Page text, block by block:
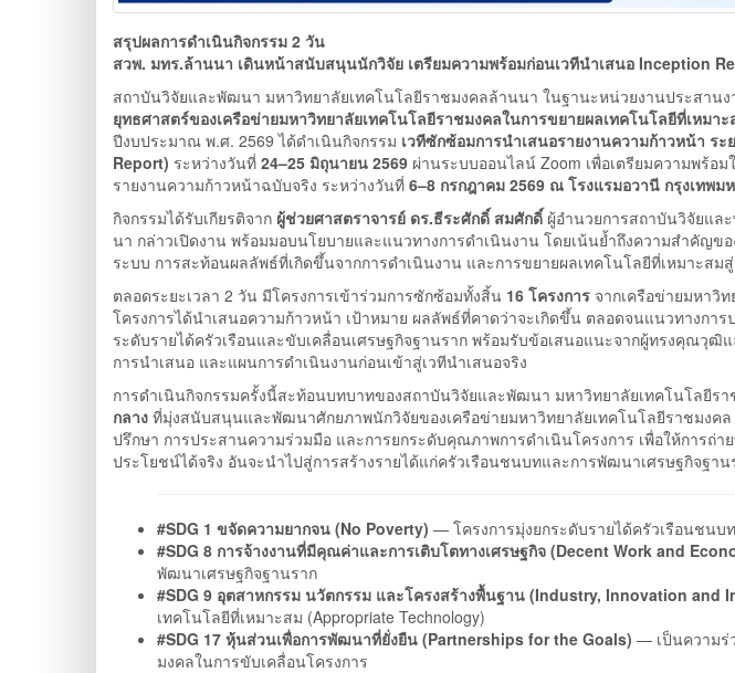
สรุปผลการดำเนินกิจกรรม 2 วัน
สวพ. มทร.ล้านนา เดินหน้าสนับสนุนนักวิจัย เตรียมความพร้อมก่อนเวทีนำเสนอ Inception
สถาบันวิจัยและพัฒนา มหาวิทยาลัยเทคโนโลยีราชมงคลล้านนา ในฐานะหน่วยงานประสานง
ยุทธศาสตร์ของเครือข่ายมหาวิทยาลัยเทคโนโลยีราชมงคลในการขยายผลเทคโนโลยีที่เหมา
ปีงบประมาณ พ.ศ. 2569 ได้ดำเนินกิจกรรม เวทีซักซ้อมการนำเสนอรายงานความก้าวหน้า ร
Report) ระหว่างวันที่ 24–25 มิถุนายน 2569 ผ่านระบบออนไลน์ Zoom เพื่อเตรียมความพร้
รายงานความก้าวหน้าฉบับจริง ระหว่างวันที่ 6–8 กรกฎาคม 2569 ณ โรงแรมอวานี กรุงเทพม
กิจกรรมได้รับเกียรติจาก ผู้ช่วยศาสตราจารย์ ดร.ธีระศักดิ์ สมศักดิ์ผู้อำนวยการสถาบันวิจัยแล
นา กล่าวเปิดงาน พร้อมมอบนโยบายและแนวทางการดำเนินงาน โดยเน้นย้ำถึงความสำคัญข
ระบบ การสะท้อนผลลัพธ์ที่เกิดขึ้นจากการดำเนินงาน และการขยายผลเทคโนโลยีที่เหมาะส
ตลอดระยะเวลา 2 วัน มีโครงการเข้าร่วมการซักซ้อมทั้งสิ้น 16 โครงการ จากเครือข่ายมหาวิ
โครงการได้นำเสนอความก้าวหน้า เป้าหมาย ผลลัพธ์ที่คาดว่าจะเกิดขึ้น ตลอดจนแนวทางการ
ระดับรายได้ครัวเรือนและขับเคลื่อนเศรษฐกิจฐานราก พร้อมรับข้อเสนอแนะจากผู้ทรงคุณวุฒิ
การนำเสนอ และแผนการดำเนินงานก่อนเข้าสู่เวทีนำเสนอจริง
การดำเนินกิจกรรมครั้งนี้สะท้อนบทบาทของสถาบันวิจัยและพัฒนา มหาวิทยาลัยเทคโนโลยีร
กลาง ที่มุ่งสนับสนุนและพัฒนาศักยภาพนักวิจัยของเครือข่ายมหาวิทยาลัยเทคโนโลยีราชมงค
ปรึกษา การประสานความร่วมมือ และการยกระดับคุณภาพการดำเนินโครงการ เพื่อให้การถ่
ประโยชน์ได้จริง อันจะนำไปสู่การสร้างรายได้แก่ครัวเรือนชนบทและการพัฒนาเศรษฐกิจฐาน
#SDG 1 ขจัดความยากจน (No Poverty) — โครงการมุ่งยกระดับรายได้ครัวเรือนชนบท
#SDG 8 การจ้างงานที่มีคุณค่าและการเติบโตทางเศรษฐกิจ (Decent Work and
พัฒนาเศรษฐกิจฐานราก
#SDG 9 อุตสาหกรรม นวัตกรรม และโครงสร้างพื้นฐาน (Industry, Innovation and
เทคโนโลยีที่เหมาะสม (Appropriate Technology)
#SDG 17 หุ้นส่วนเพื่อการพัฒนาที่ยั่งยืน (Partnerships for the Goals) — เป็นความร่
มงคลในการขับเคลื่อนโครงการ